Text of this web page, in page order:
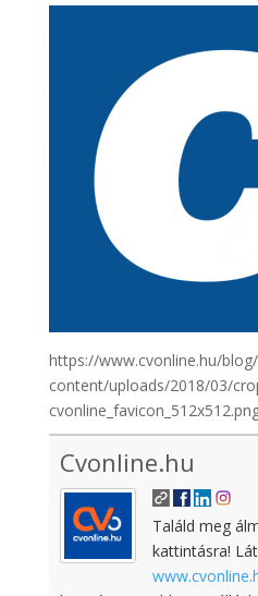
https://www.cvonline.hu/
content/uploads/2018/03/
Cvonline.hu
Találd meg
kattintásra!